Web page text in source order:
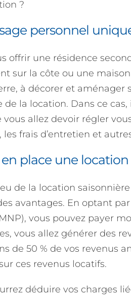
?
personnel
offrir une résidence
sur la côte ou une
à décorer et aménager
de la location. Dans ce
vous allez devoir régler
frais d’entretien et
place une location
de la location
avantages. En optant
vous pouvez payer
vous allez générer des
de 50 % de vos revenus
ces revenus locatifs.
déduire vos charges